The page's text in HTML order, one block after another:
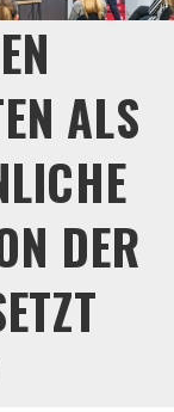
ALS
B
DER S
W